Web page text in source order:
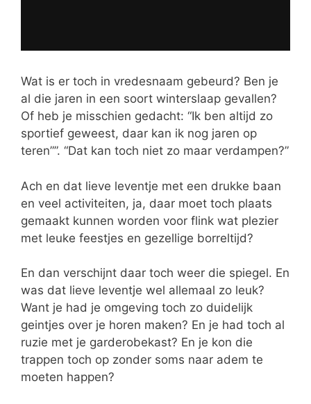
Wat is er toch in vredesnaam gebeurd? Ben je
al die jaren in een soort winterslaap gevallen?
Of heb je misschien gedacht: “Ik ben altijd zo
sportief geweest, daar kan ik nog jaren op
teren””. “Dat kan toch niet zo maar verdampen?”
Ach en dat lieve leventje met een drukke baan
en veel activiteiten, ja, daar moet toch plaats
gemaakt kunnen worden voor flink wat plezier
met leuke feestjes en gezellige borreltijd?
En dan verschijnt daar toch weer die spiegel. En
was dat lieve leventje wel allemaal zo leuk?
Want je had je omgeving toch zo duidelijk
geintjes over je horen maken? En je had toch al
ruzie met je garderobekast? En je kon die
trappen toch op zonder soms naar adem te
moeten happen?